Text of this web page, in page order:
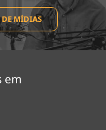
DE MÍDIAS
em